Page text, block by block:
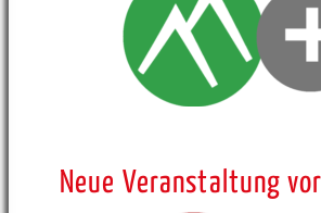
Neue Veranstaltung